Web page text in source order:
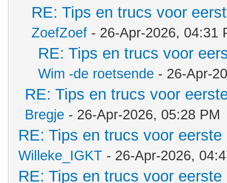
RE: Tips en trucs voor
ZoefZoef - 26-Apr-2026, 04:31
RE: Tips en trucs voor
Wim -de roetsende - 26-Apr-
RE: Tips en trucs voor
Bregje - 26-Apr-2026, 05:28 PM
RE: Tips en trucs voor
Willeke_IGKT - 26-Apr-2026,
RE: Tips en trucs voor